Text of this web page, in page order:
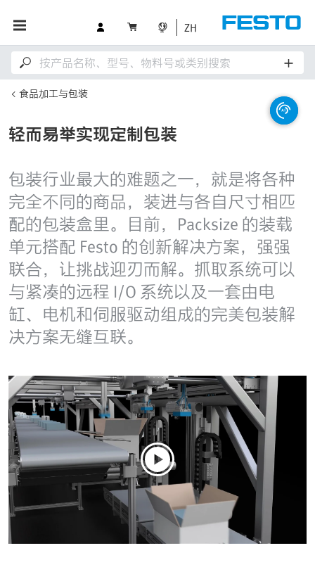
ZH
食品加工与包装
轻而易举实现定制包装
包装行业最大的难题之一，就是将各种
完全不同的商品，装进与各自尺寸相匹
配的包装盒里。目前，Packsize 的装载
单元搭配 Festo 的创新解决方案，强强
联合，让挑战迎刃而解。抓取系统可以
与紧凑的远程 I/O 系统以及一套由电
缸、电机和伺服驱动组成的完美包装解
决方案无缝互联。